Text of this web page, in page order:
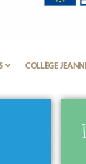
COLLÈGE